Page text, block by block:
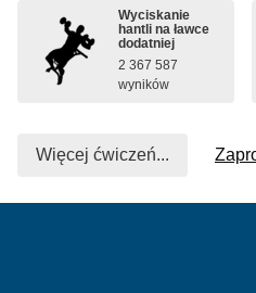
Wyciskanie
hantli na ławce
dodatniej
2 367 587
wyników
Więcej ćwiczeń...